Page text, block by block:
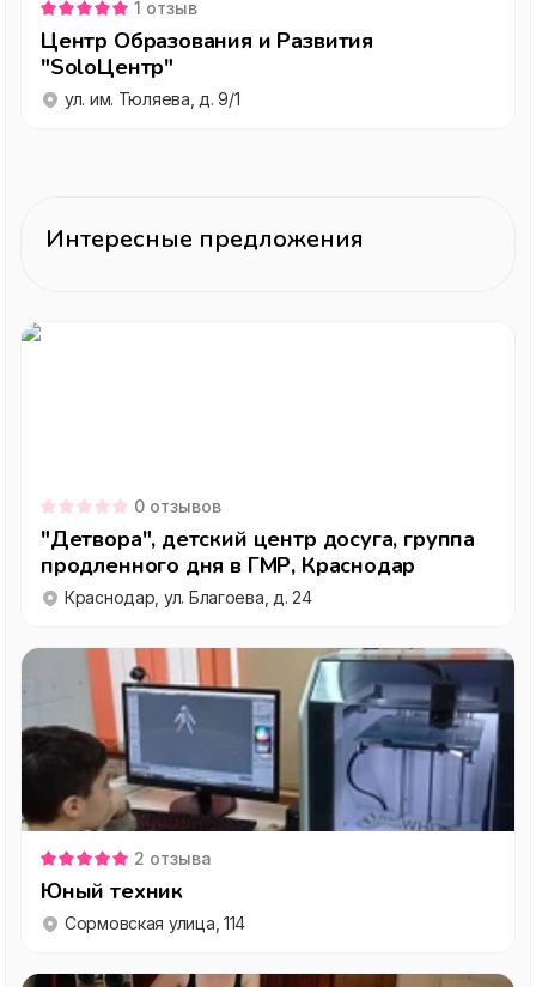
1 отзыв
Центр Образования и Развития
"SoloЦентр"
ул. им. Тюляева, д. 9/1
Интересные предложения
0 отзывов
"Детвора", детский центр досуга, группа
продленного дня в ГМР, Краснодар
Краснодар, ул. Благоева, д. 24
2 отзыва
Юный техник
Сормовская улица, 114